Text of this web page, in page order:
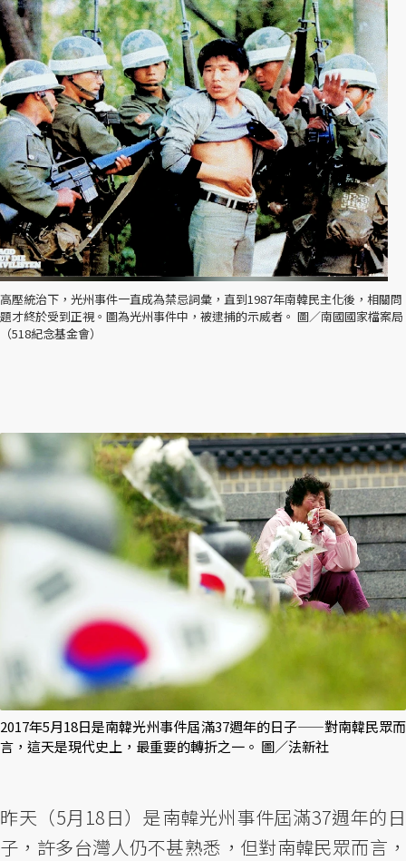
高壓統治下，光州事件一直成為禁忌詞彙，直到1987年南韓民主化後，相關問
題才終於受到正視。圖為光州事件中，被逮捕的示威者。 圖／南國國家檔案局
（518紀念基金會）
2017年5月18日是南韓光州事件屆滿37週年的日子——對南韓民眾而
言，這天是現代史上，最重要的轉折之一。 圖／法新社
昨天（5月18日）是南韓光州事件屆滿37週年的日
子，許多台灣人仍不甚熟悉，但對南韓民眾而言，